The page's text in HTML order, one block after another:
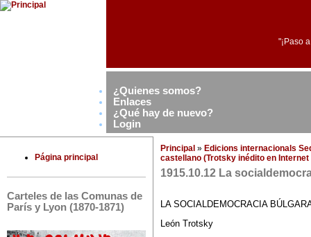
"¡Paso
¿Quienes somos?
Enlaces
¿Qué hay de nuevo?
Login
Página principal
Carteles de las Comunas de
París y Lyon (1870-1871)
Principal » Edicions internacionals
castellano (Trotsky inédito en
1915.10.12 La
LA SOCIALDEMOCRACIA
León Trotsky